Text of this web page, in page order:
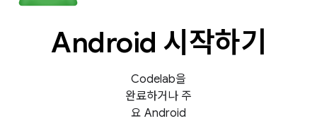
Android 시작하기
Codelab을
완료하거나 주
요 Android